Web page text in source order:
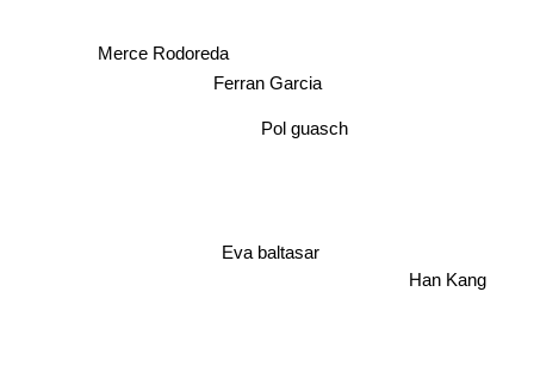
Ferran Garcia
Eva baltasar
Pol guasch
Merce Rodoreda
Han Kang